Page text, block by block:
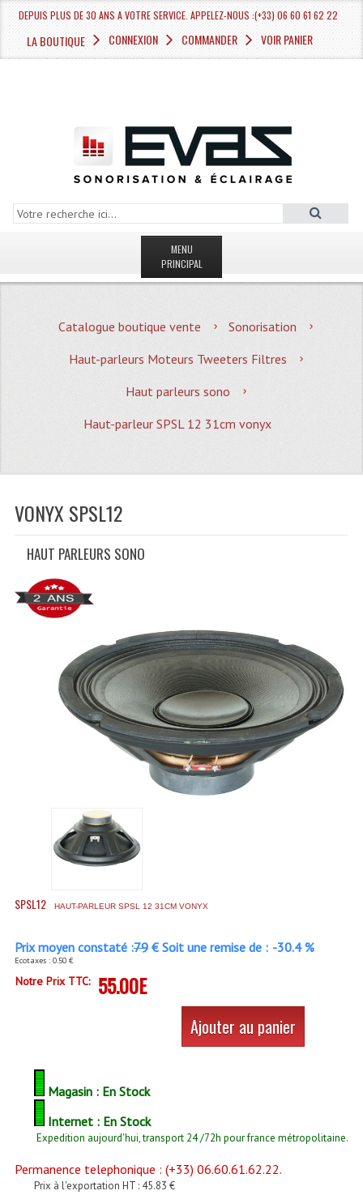
DEPUIS PLUS DE 30 ANS A VOTRE SERVICE. APPELEZ-NOUS :(+33) 06 60 61 62 22
LA BOUTIQUE CONNEXION COMMANDER VOIR PANIER
MENU
PRINCIPAL
MAGASIN
Quoi De Neuf?
Promotions
Plan Acces, Horaires.
Recevoir Nos Promotions
CATÉGORIES
Sonorisation
Accessoires Pieds Cellules Diamants
Accessoires Enceintes
Accessoires Micro, Pieds De Régie
Cellule (s)
Casques Stéréo
Compresseurs , Limiteurs , Noise Gate
Enceintes Et Caissons Basses
Packs Sono
Enceintes Amplifiées Actives
Catalogue boutique vente
Sonorisation
Haut-parleurs Moteurs Tweeters Filtres
Haut parleurs sono
Haut-parleur SPSL 12 31cm vonyx
VONYX SPSL12
HAUT PARLEURS SONO
SPSL12 HAUT-PARLEUR SPSL 12 31CM VONYX
Prix moyen constaté :79€ Soit une remise de : -30.4 %
Ecotaxes : 0.50 €
Notre Prix TTC: 55.00E
Ajouter au panier
Magasin : En Stock
Internet : En Stock
Expedition aujourd'hui, transport 24 /72h pour france métropolitaine.
Permanence telephonique : (+33) 06.60.61.62.22.
Prix à l'exportation HT : 45.83 €